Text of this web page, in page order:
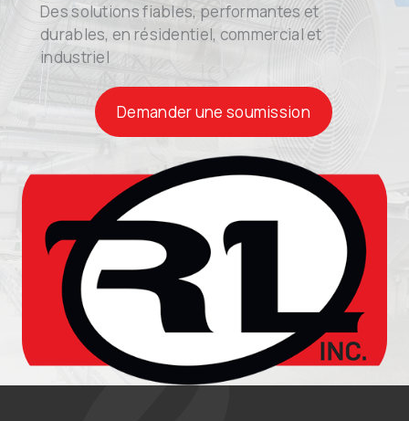
Des solutions fiables, performantes et
durables, en résidentiel, commercial et
industriel
Demander une soumission